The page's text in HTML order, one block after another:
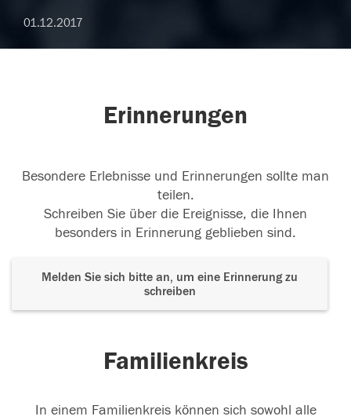
01.12.2017
Erinnerungen
Besondere Erlebnisse und Erinnerungen sollte man
teilen.
Schreiben Sie über die Ereignisse, die Ihnen
besonders in Erinnerung geblieben sind.
Melden Sie sich bitte an, um eine Erinnerung zu
schreiben
Familienkreis
In einem Familienkreis können sich sowohl alle